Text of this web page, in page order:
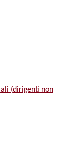
(dirigenti non